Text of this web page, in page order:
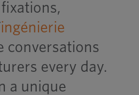
ingénierie
conversations
every day.
a unique